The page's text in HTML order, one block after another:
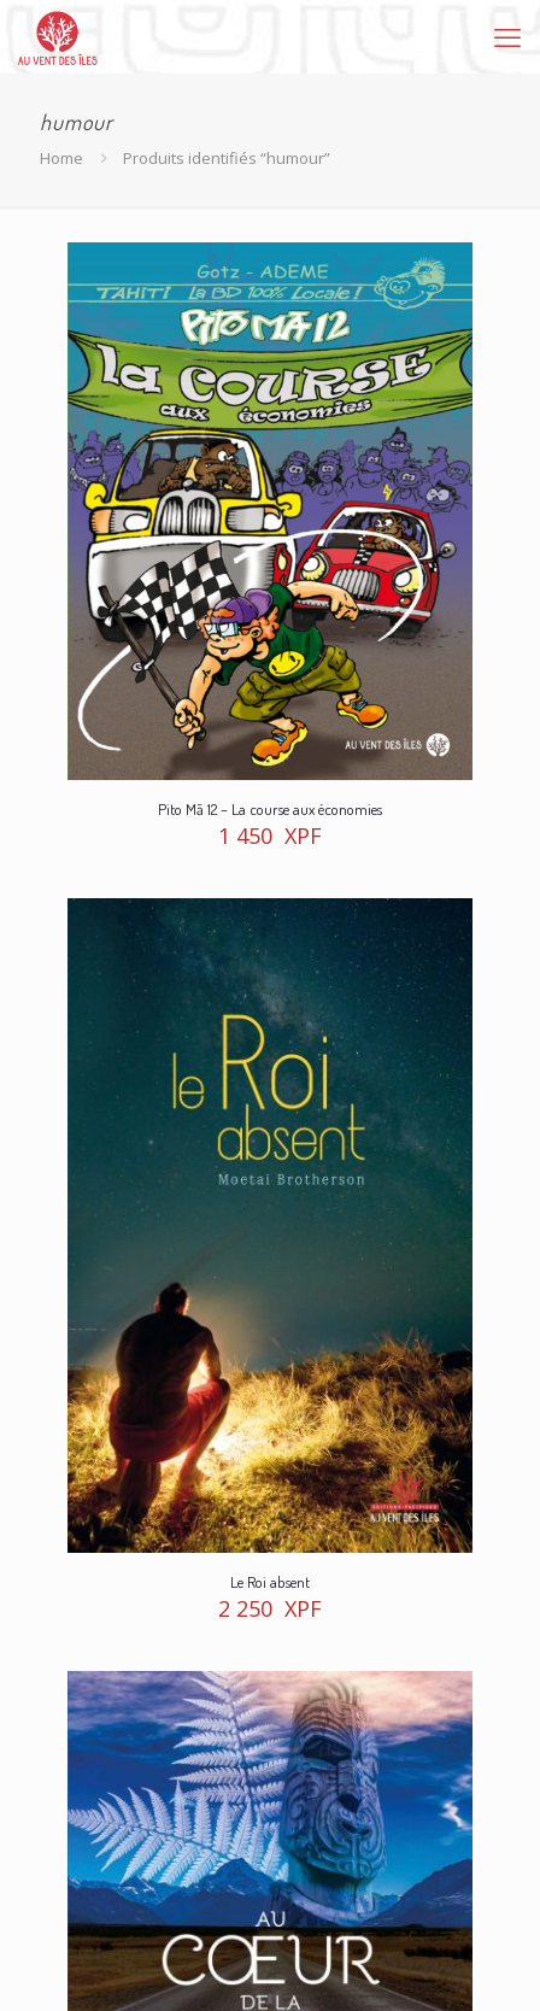
humour
Home Produits identifiés “humour”
Pito Mā 12 – La course aux économies
1 450 XPF
Le Roi absent
2 250 XPF